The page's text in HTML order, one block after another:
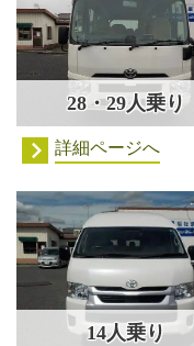
28・29人乗り
詳細ページへ
14人乗り